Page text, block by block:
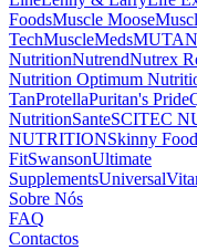
FoodsMuscle Moose
TechMuscleMeds
NutritionNutrendNutrex
Nutrition Optimum
TanProtellaPuritan's Pride
NutritionSanteSCITEC
NUTRITIONSkinny Food
FitSwansonUltimate
SupplementsUniversal
Sobre Nós
FAQ
Contactos